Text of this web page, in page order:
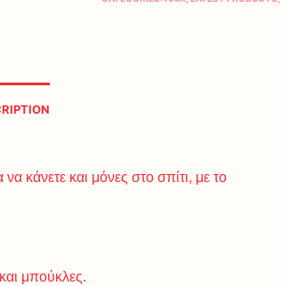
κάνετε και μόνες στο σπίτι, με το
μπούκλες.